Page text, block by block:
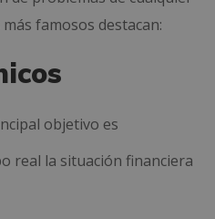
famosos destacan:
objetivo es
real la situación financiera